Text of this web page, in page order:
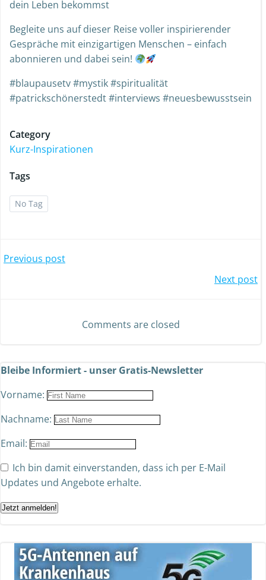
dein Leben bekommst
Begleite uns auf dieser Reise voller inspirierender
Gespräche mit einzigartigen Menschen – einfach
abonnieren und dabei sein!
#blaupausetv #mystik #spiritualität
#patrickschönerstedt #interviews #neuesbewusstsein
Category
Kurz-Inspirationen
Tags
No Tag
Previous post
Next post
Comments are closed
Bleibe Informiert - unser Gratis-Newsletter
Vorname:
Nachname:
Email:
Ich bin damit einverstanden, dass ich per E-Mail
Updates und Angebote erhalte.
Jetzt anmelden!